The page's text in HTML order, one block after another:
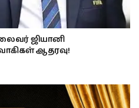
ஜியானி
ஆதரவு!